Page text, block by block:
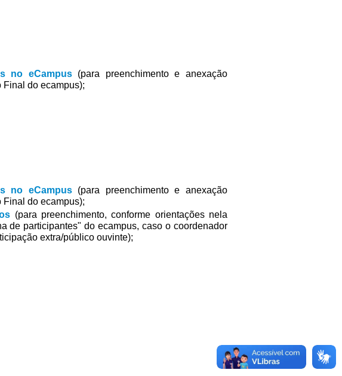
no eCampus (para preenchimento e anexação
Final do ecampus);
no eCampus(para preenchimento e anexação
Final do ecampus);
(para preenchimento, conforme orientações nela
de participantes" do ecampus, caso o coordenador
extra/público ouvinte);